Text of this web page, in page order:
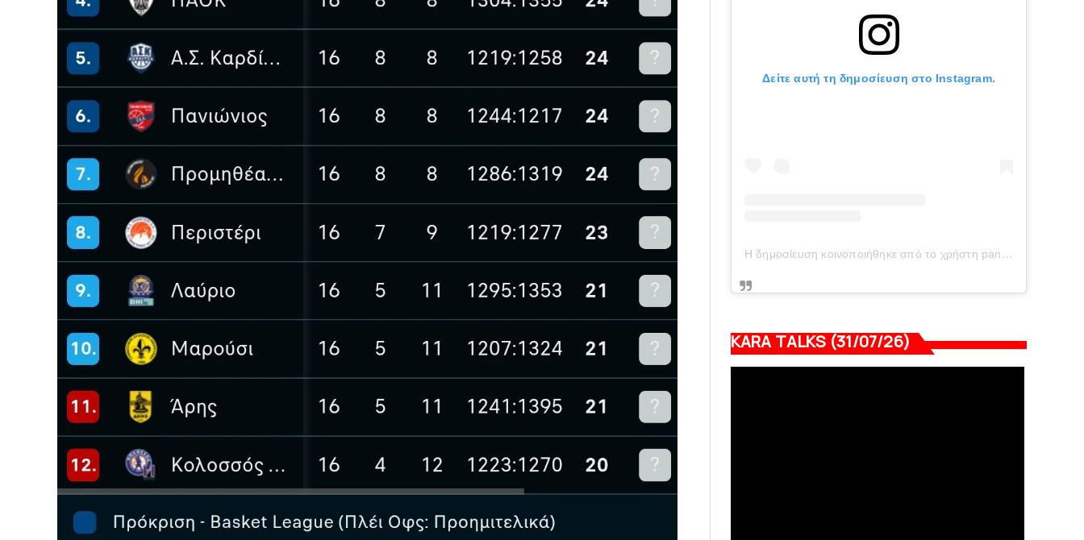
Δείτε αυτή τη δημοσίευση στο Instagram.
Η δημοσίευση κοινοποιήθηκε από το χρήστη panionianea.gr (@panionianea.gr)
KARA TALKS (31/07/26)